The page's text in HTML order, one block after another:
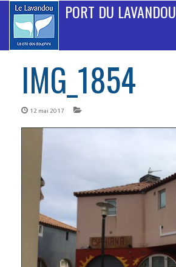
PORT DU LAVANDOU
IMG_1854
12 mai 2017